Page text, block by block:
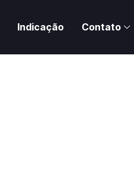
Indicação Contato